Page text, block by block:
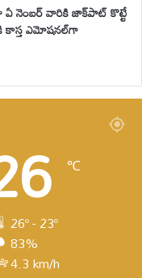
ఏ నెంబర్ వారికి జాక్‌పాట్ కొట్టే
కాస్త ఎమోషనల్‌గా
℃
26º - 23º
83%
4.3 km/h